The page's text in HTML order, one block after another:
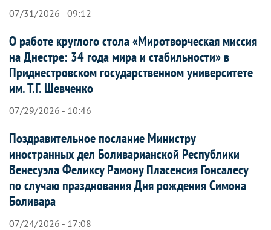
07/31/2026 - 09:12
О работе круглого стола «Миротворческая миссия
на Днестре: 34 года мира и стабильности» в
Приднестровском государственном университете
им. Т.Г. Шевченко
07/29/2026 - 10:46
Поздравительное послание Министру
иностранных дел Боливарианской Республики
Венесуэла Феликсу Рамону Пласенсия Гонсалесу
по случаю празднования Дня рождения Симона
Боливара
07/24/2026 - 17:08